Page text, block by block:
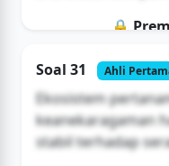
🔒
Buka
Soal 31 Ahli
Ekosistem
keanekaragaman
stabil terhadap